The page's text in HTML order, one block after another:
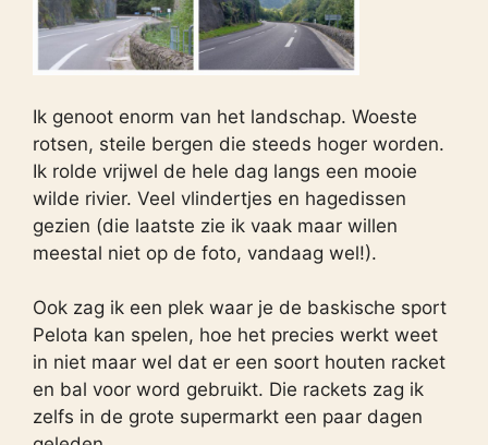
Ik genoot enorm van het landschap. Woeste
rotsen, steile bergen die steeds hoger worden.
Ik rolde vrijwel de hele dag langs een mooie
wilde rivier. Veel vlindertjes en hagedissen
gezien (die laatste zie ik vaak maar willen
meestal niet op de foto, vandaag wel!).
Ook zag ik een plek waar je de baskische sport
Pelota kan spelen, hoe het precies werkt weet
in niet maar wel dat er een soort houten racket
en bal voor word gebruikt. Die rackets zag ik
zelfs in de grote supermarkt een paar dagen